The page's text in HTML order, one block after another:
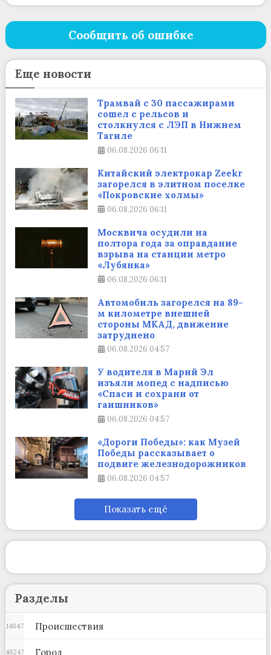
Сообщить об ошибке
Еще новости
Трамвай с 30 пассажирами
сошел с рельсов и
столкнулся с ЛЭП в Нижнем
Тагиле
06.08.2026 06:11
Китайский электрокар Zeekr
загорелся в элитном поселке
«Покровские холмы»
06.08.2026 06:11
Москвича осудили на
полтора года за оправдание
взрыва на станции метро
«Лубянка»
06.08.2026 06:11
Автомобиль загорелся на 89-
м километре внешней
стороны МКАД, движение
затруднено
06.08.2026 04:57
У водителя в Марий Эл
изъяли мопед с надписью
«Спаси и сохрани от
гаишников»
06.08.2026 04:57
«Дороги Победы»: как Музей
Победы рассказывает о
подвиге железнодорожников
06.08.2026 04:57
Показать ещё
Разделы
Происшествия
14847
Город
48247